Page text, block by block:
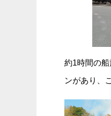
約1時間の
ンがあり、